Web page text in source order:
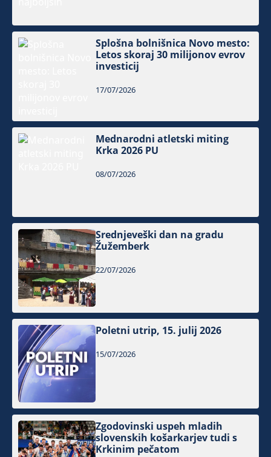
Splošna bolnišnica Novo mesto:
Letos skoraj 30 milijonov evrov
investicij
17/07/2026
Mednarodni atletski miting
Krka 2026 PU
08/07/2026
Srednjeveški dan na gradu
Žužemberk
22/07/2026
Poletni utrip, 15. julij 2026
15/07/2026
Zgodovinski uspeh mladih
slovenskih košarkarjev tudi s
Krkinim pečatom